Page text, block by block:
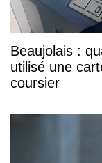
Beaujolais :
utilisé une
coursier